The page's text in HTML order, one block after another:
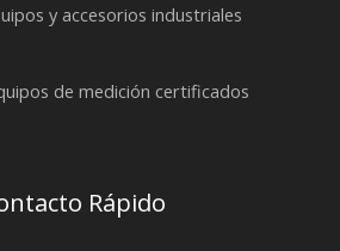
y accesorios industriales
de medición certificados
Rápido